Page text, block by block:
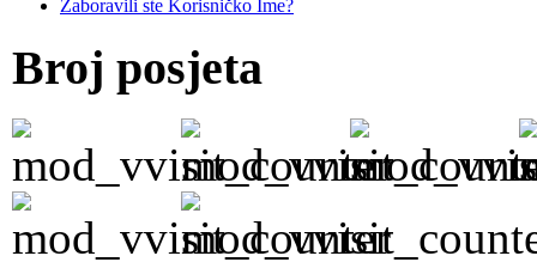
Zaboravili ste Korisničko Ime?
Broj posjeta